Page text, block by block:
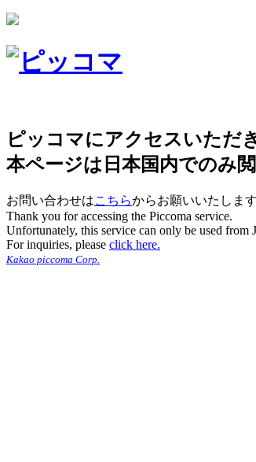
ピッコマにアクセスいただ
本ページは日本国内でのみ
お問い合わせはこちらからお願いいたします
Thank you for accessing the Piccoma service.
Unfortunately, this service can only be used from
For inquiries, please click here.
Kakao piccoma Corp.